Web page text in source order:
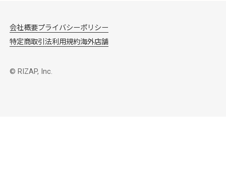
会社概要プライバシーポリシー
特定商取引法利用規約海外店舗
© RIZAP, Inc.